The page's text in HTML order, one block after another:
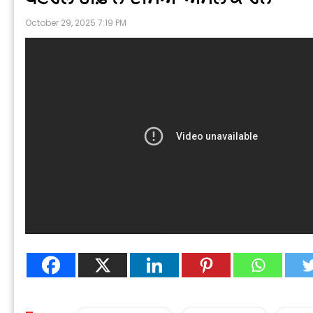
October 29, 2025 7:19 PM